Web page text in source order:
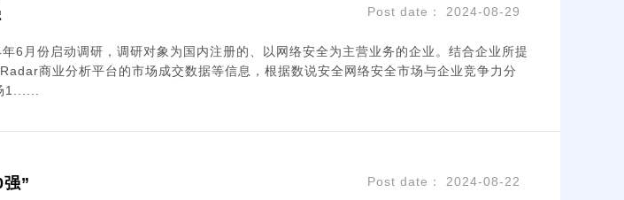
Post date： 2024-08-29
6月份启动调研，调研对象为国内注册的、以网络安全为主营业务的企业。结合企业所提
商业分析平台的市场成交数据等信息，根据数说安全网络安全市场与企业竞争力分
1......
” Post date： 2024-08-22